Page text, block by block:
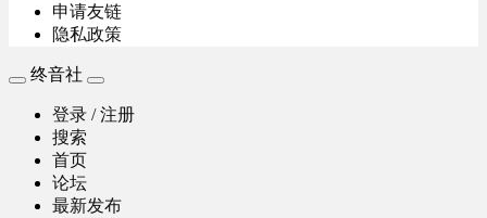
申请友链
隐私政策
终音社
登录 / 注册
搜索
首页
论坛
最新发布